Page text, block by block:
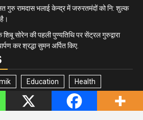
गुरु रामदास भलाई केन्द्र में जरुरतमंदों को नि: शुल्क
सोरेन की पहली पुण्यतिथि पर सेंट्रल गुरुद्वारा
कर श्रद्धा सुमन अर्पित किए.
Education Health
Matrimonial Minority